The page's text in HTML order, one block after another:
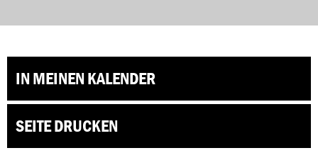
IN MEINEN KALENDER
SEITE DRUCKEN